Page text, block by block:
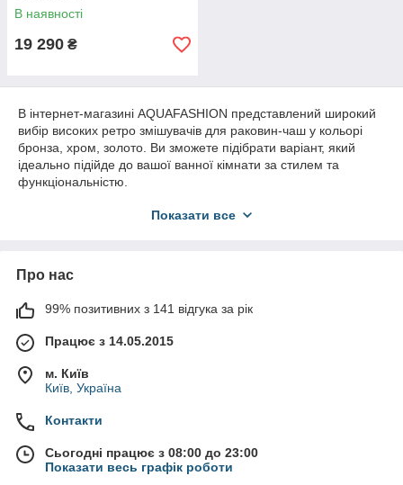
В наявності
19 290 ₴
В інтернет-магазині AQUAFASHION представлений широкий
вибір високих ретро змішувачів для раковин-чаш у кольорі
бронза, хром, золото. Ви зможете підібрати варіант, який
ідеально підійде до вашої ванної кімнати за стилем та
функціональністю.
магазині AQUAFASHION різні. Ви зможете знайти варіанти,
перевірених виробників. Ви можете бути впевнені в
Ви шукаєте високі ретро змішувачі для раковин-чаш? Вас
цікавлять бронзові та золоті варіанти? Бажаєте купити в
стиль та якість?
Давайте розберемо докладніше:
Високі ретро змішувачі для раковин-чаш
Стиль: Ретро стиль завжди в моді, він надає ванній
кімнаті особливого шарму та вишуканості. Високі
Показати все
Про нас
99% позитивних з 141 відгука за рік
Працює з 14.05.2015
м. Київ
Київ, Україна
Контакти
Сьогодні працює з 08:00 до 23:00
Показати весь графік роботи